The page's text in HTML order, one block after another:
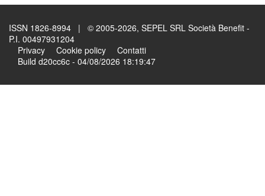
ISSN 1826-8994 | © 2005-2026, SEPEL SRL Società Benefit -
P.I. 00497931204
Privacy
Cookie policy
Contatti
Build d20cc6c - 04/08/2026 18:19:47